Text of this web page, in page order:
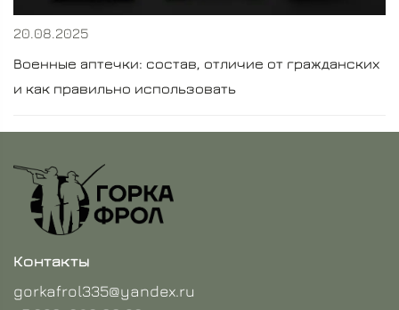
20.08.2025
Военные аптечки: состав, отличие от гражданских
и как правильно использовать
Контакты
gorkafrol335@yandex.ru